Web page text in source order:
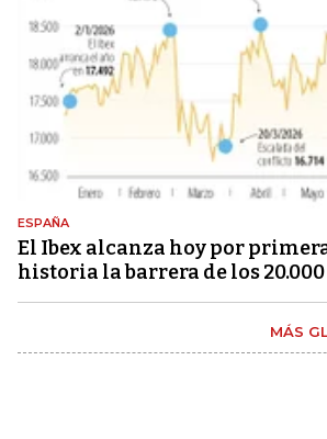
ESPAÑA
El Ibex alcanza hoy por
historia la barrera de los
MÁS